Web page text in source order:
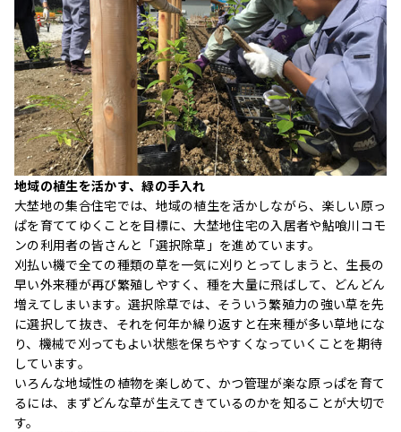
地域の植生を活かす、緑の手入れ
大埜地の集合住宅では、地域の植生を活かしながら、楽しい原っ
ぱを育ててゆくことを目標に、大埜地住宅の入居者や鮎喰川コモ
ンの利用者の皆さんと「選択除草」を進めています。
刈払い機で全ての種類の草を一気に刈りとってしまうと、生⻑の
早い外来種が再び繁殖しやすく、種を大量に飛ばして、どんどん
増えてしまいます。選択除草では、そういう繁殖力の強い草を先
に選択して抜き、それを何年か繰り返すと在来種が多い草地にな
り、機械で刈ってもよい状態を保ちやすくなっていくことを期待
しています。
いろんな地域性の植物を楽しめて、かつ管理が楽な原っぱを育て
るには、まずどんな草が生えてきているのかを知ることが大切で
す。